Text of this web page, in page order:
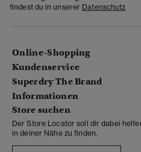
findest du in unserer Datenschutz
Online-Shopping
Kundenservice
Superdry The Brand
Informationen
Store suchen
Der Store Locator soll dir dabei
in deiner Nähe zu finden.